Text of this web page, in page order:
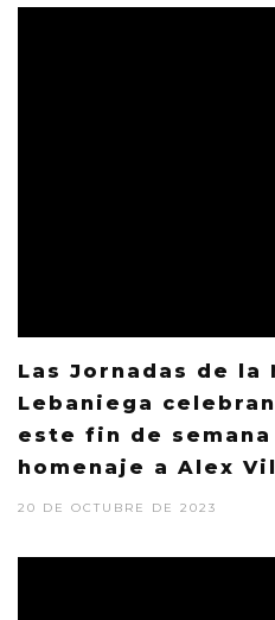
Las Jornadas de la
Lebaniega
este fin de
homenaje a Alex
20 DE OCTUBRE DE 2023